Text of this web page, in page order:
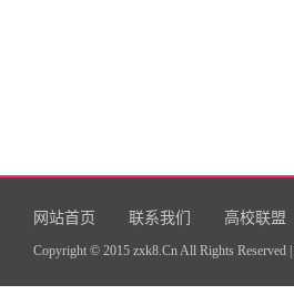
网站首页 联系我们 高校联盟
Copyright © 2015 zxk8.Cn All Rights Reserved |